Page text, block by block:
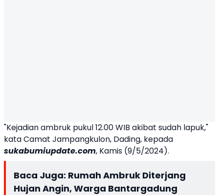
"Kejadian ambruk pukul 12.00 WIB akibat sudah lapuk,"
kata Camat Jampangkulon, Dading, kepada
sukabumiupdate.com, Kamis (9/5/2024).
Baca Juga: Rumah Ambruk Diterjang
Hujan Angin, Warga Bantargadung